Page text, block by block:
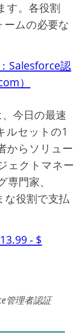
す。各役割
ムの必要な
Salesforce認
）
今日の最速
ルセットの1
からソリュー
ェクトマネー
門家、
な役割で支払
- $
管理者認証